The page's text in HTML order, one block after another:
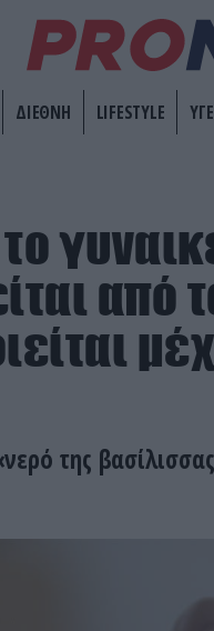
ΔΙΕΘΝΗ LIFESTYLE
το
από
της